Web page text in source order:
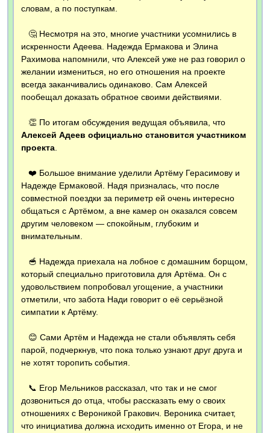
словам, а по поступкам.
🤔 Несмотря на это, многие участники усомнились в
искренности Адеева. Надежда Ермакова и Элина
Рахимова напомнили, что Алексей уже не раз говорил о
желании измениться, но его отношения на проекте
всегда заканчивались одинаково. Сам Алексей
пообещал доказать обратное своими действиями.
👏 По итогам обсуждения ведущая объявила, что
Алексей Адеев официально становится участником
проекта.
❤️ Большое внимание уделили Артёму Герасимову и
Надежде Ермаковой. Надя призналась, что после
совместной поездки за периметр ей очень интересно
общаться с Артёмом, а вне камер он оказался совсем
другим человеком — спокойным, глубоким и
внимательным.
🥣 Надежда приехала на лобное с домашним борщом,
который специально приготовила для Артёма. Он с
удовольствием попробовал угощение, а участники
отметили, что забота Нади говорит о её серьёзной
симпатии к Артёму.
😊 Сами Артём и Надежда не стали объявлять себя
парой, подчеркнув, что пока только узнают друг друга и
не хотят торопить события.
📞 Егор Мельников рассказал, что так и не смог
дозвониться до отца, чтобы рассказать ему о своих
отношениях с Вероникой Гракович. Вероника считает,
что инициатива должна исходить именно от Егора, и не